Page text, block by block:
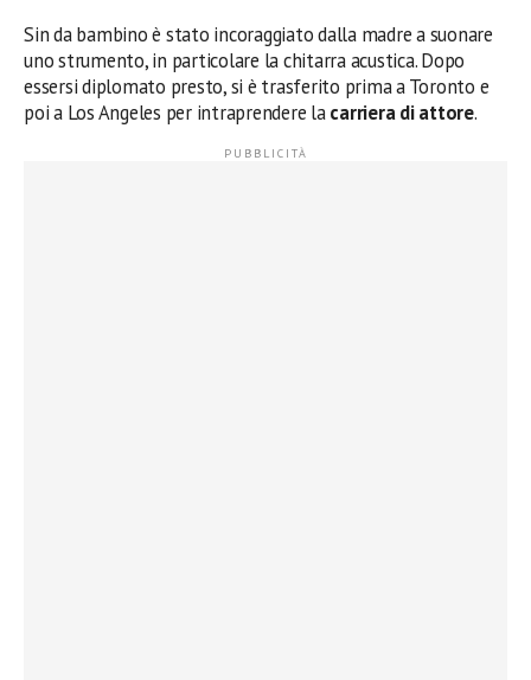
Sin da bambino è stato incoraggiato dalla madre a suonare
uno strumento, in particolare la chitarra acustica. Dopo
essersi diplomato presto, si è trasferito prima a Toronto e
poi a Los Angeles per intraprendere lacarriera di attore.